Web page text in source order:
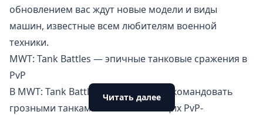
обновлением вас ждут новые модели и виды
машин, известные всем любителям военной
техники.
MWT: Tank Battles — эпичные танковые сражения в
PvP
В MWT: Tank Battles вам предстоит командовать
грозными танками в захватывающих PvP-
Читать далее